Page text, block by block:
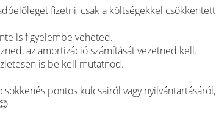
fizetni, csak a költségekkel csökkentett
is figyelembe veheted.
az amortizáció számítását vezetned kell.
is be kell mutatnod.
pontos kulcsairól vagy nyilvántartásáról,